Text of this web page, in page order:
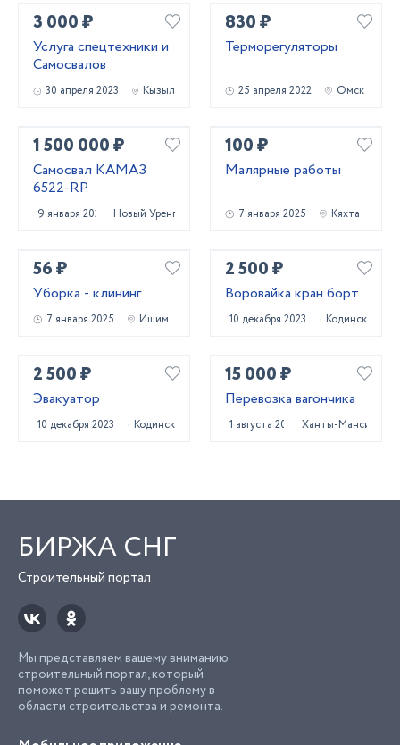
3 000 ₽
Услуга спецтехники и
Самосвалов
30 апреля 2023 Кызыл
830 ₽
Терморегуляторы
25 апреля 2022 Омск
1 500 000 ₽
Самосвал КАМАЗ
6522-RP
9 января 2025 Новый Уренгой
100 ₽
Малярные работы
7 января 2025 Кяхта
56 ₽
Уборка - клининг
7 января 2025 Ишим
2 500 ₽
Воровайка кран борт
10 декабря 2023 Кодинск
2 500 ₽
Эвакуатор
10 декабря 2023 Кодинск
15 000 ₽
Перевозка вагончика
1 августа 2024 Ханты-Мансийск
БИРЖА СНГ
Строительный портал
Мы представляем вашему вниманию
строительный портал, который
поможет решить вашу проблему в
области строительства и ремонта.